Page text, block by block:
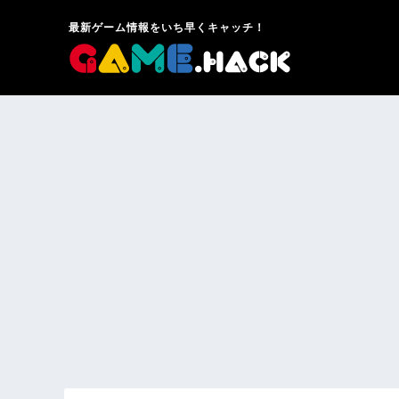
最新ゲーム情報をいち早くキャッチ！